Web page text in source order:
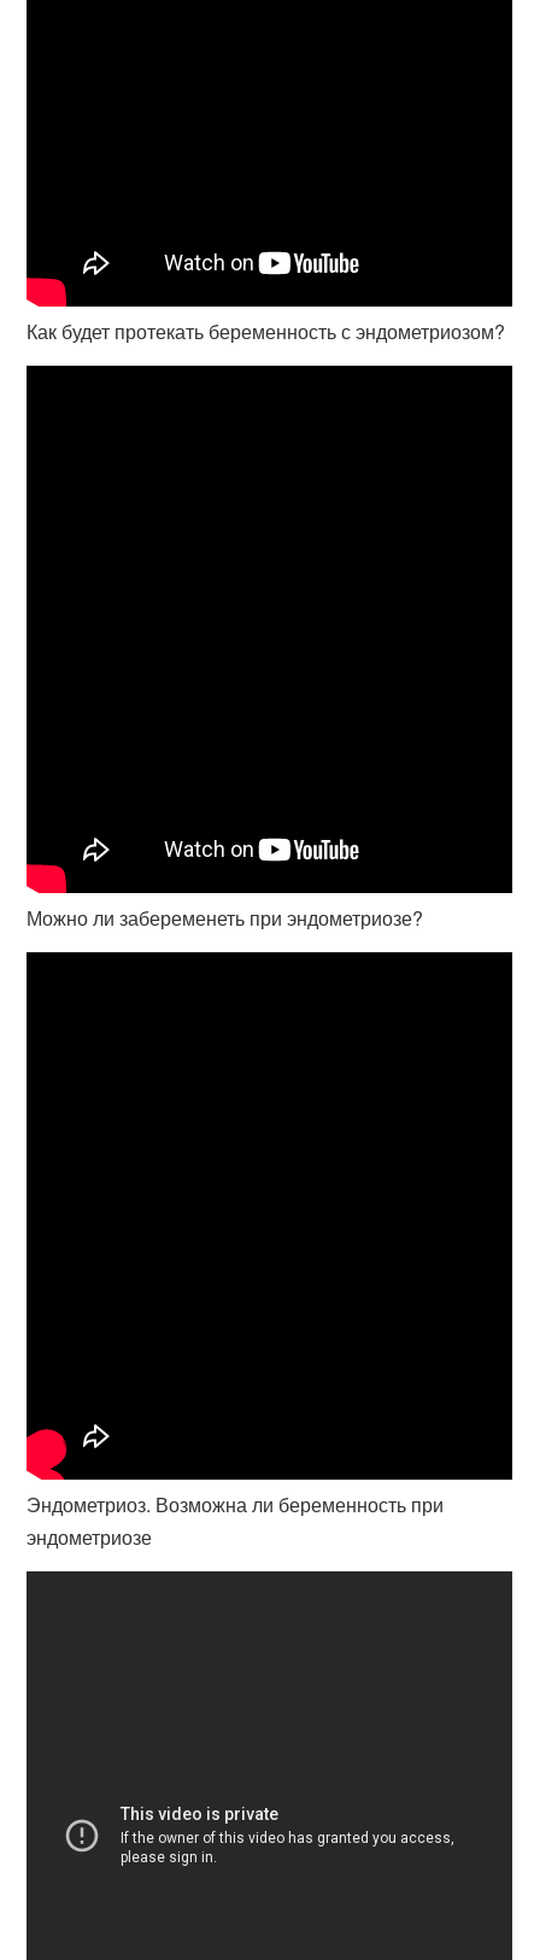
Как будет протекать беременность с эндометриозом?
Можно ли забеременеть при эндометриозе?
Эндометриоз. Возможна ли беременность при
эндометриозе